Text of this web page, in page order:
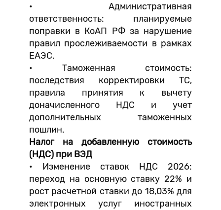
• Административная
ответственность: планируемые
поправки в КоАП РФ за нарушение
правил прослеживаемости в рамках
ЕАЭС.
• Таможенная стоимость:
последствия корректировки ТС,
правила принятия к вычету
доначисленного НДС и учет
дополнительных таможенных
пошлин.
Налог на добавленную стоимость
(НДС) при ВЭД
• Изменение ставок НДС 2026:
переход на основную ставку 22% и
рост расчетной ставки до 18,03% для
электронных услуг иностранных